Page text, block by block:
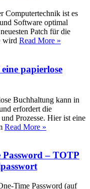
Computertechnik ist es
Software optimal
Patch für die
wird Read More »
papierlose
Buchhaltung kann in
erfordert die
Prozesse. Hier ist eine
Read More »
Password – TOTP
Time Password (auf